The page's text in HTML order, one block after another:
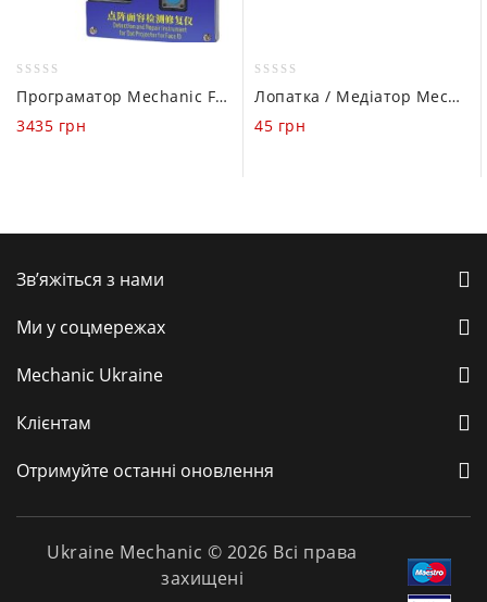
out
of
Програматор Mechanic FID для Face ID и DOT проектора (FULL KIT 7 in 1 для iPhone X – 11 Pro Max)
3435 грн
out
of
Лопатка / Медіатор Mechanic X20 Ultra-thin 0.1mm (металевий)
45 грн
Зв’яжіться з нами
Ми у соцмережах
Mechanic Ukraine
Клієнтам
Отримуйте останні оновлення
Ukraine Mechanic © 2026 Всі права
захищені